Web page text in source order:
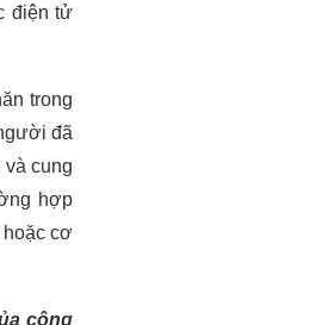
điện tử
trong
đã
cung
hợp
cơ
công